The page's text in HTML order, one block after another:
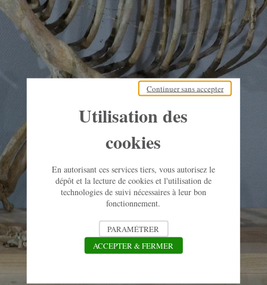
Utilisation des
cookies
En autorisant ces services tiers, vous autorisez le
dépôt et la lecture de cookies et l'utilisation de
technologies de suivi nécessaires à leur bon
fonctionnement.
Continuer sans accepter
PARAMÉTRER
ACCEPTER & FERMER